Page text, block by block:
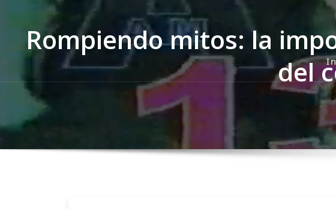
P
r
i
a
r
Rompiendo mitos: la
del